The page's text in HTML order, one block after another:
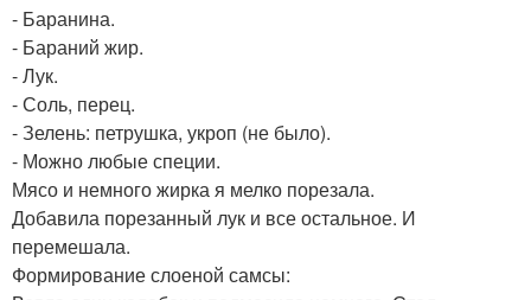
- Баранина.
- Бараний жир.
- Лук.
- Соль, перец.
- Зелень: петрушка, укроп (не было).
- Можно любые специи.
Мясо и немного жирка я мелко порезала.
Добавила порезанный лук и все остальное. И
перемешала.
Формирование слоеной самсы: